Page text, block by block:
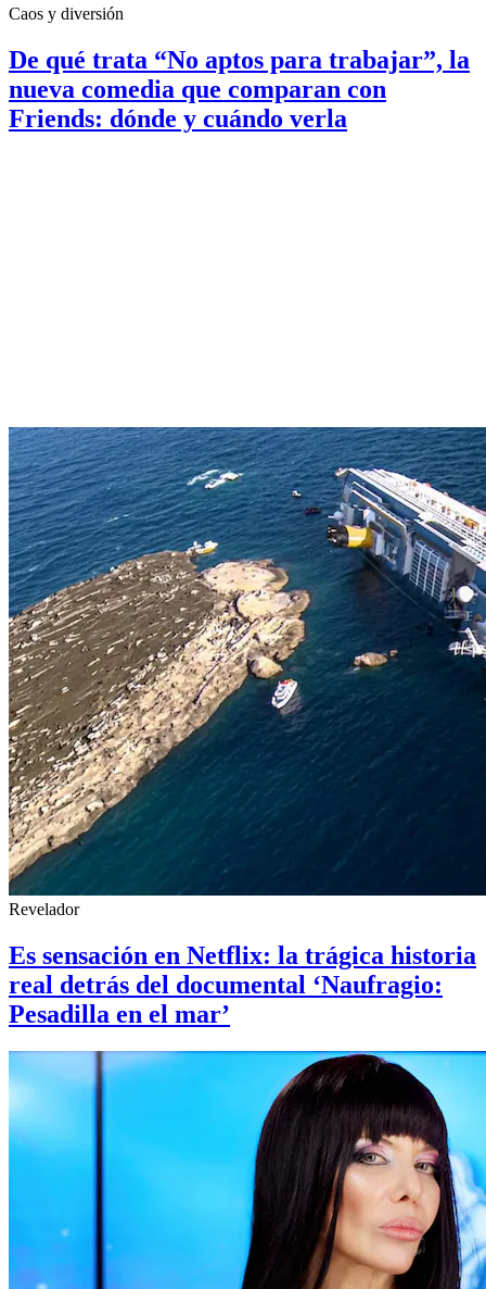
Caos y diversión
De qué trata “No aptos para trabajar”, la
nueva comedia que comparan con
Friends: dónde y cuándo verla
Revelador
Es sensación en Netflix: la trágica historia
real detrás del documental ‘Naufragio:
Pesadilla en el mar’